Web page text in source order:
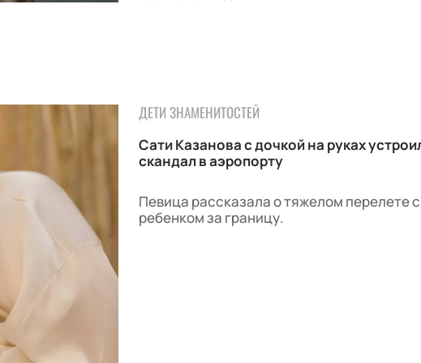
ДЕТИ ЗНАМЕНИТОСТЕЙ
Сати Казанова с дочкой на руках
скандал в аэропорту
Певица рассказала о тяжелом перелете с
ребенком за границу.